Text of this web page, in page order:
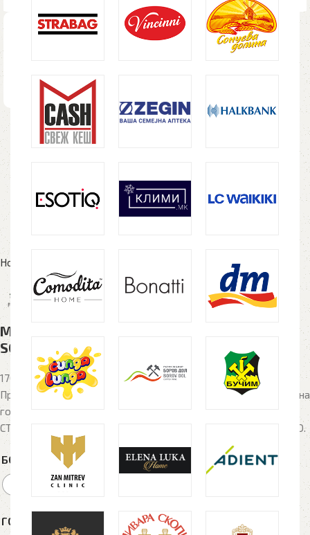
Home
Маица ФРУТ ORIGINAL POLO / POLO FOL
SCREENSTAR
170/180g/m2, 100% памук
Производот е на РАСПРОДАЖБА и може да има мали разлики на
големините, боите и копчињата од стари и нови залихи!
СТАРИОТ МОДЕЛ Е SCREENSTAR POLO, новиот е ORIGINAL POLO.
БОЈА
ГОЛЕМИНА